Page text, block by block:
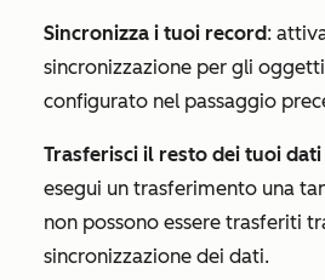
Sincronizza i tuoi record:
sincronizzazione per gli
configurato nel passaggio
Trasferisci il resto dei tuoi
esegui un trasferimento una
non possono essere trasferiti
sincronizzazione dei dati.